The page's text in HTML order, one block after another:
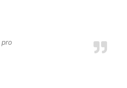
pro